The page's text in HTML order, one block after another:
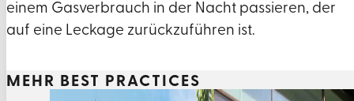
einem Gasverbrauch in der Nacht passieren, der
auf eine Leckage zurückzuführen ist.
MEHR BEST PRACTICES